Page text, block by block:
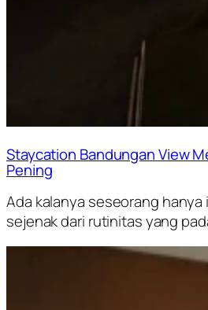
Staycation Bandungan View
Pening
Ada kalanya seseorang
sejenak dari rutinitas yang